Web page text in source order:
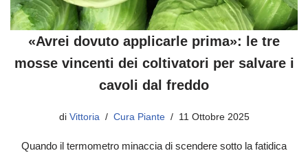
«Avrei dovuto applicarle prima»: le tre
mosse vincenti dei coltivatori per salvare i
cavoli dal freddo
di Vittoria Cura Piante 11 Ottobre 2025
Quando il termometro minaccia di scendere sotto la fatidica